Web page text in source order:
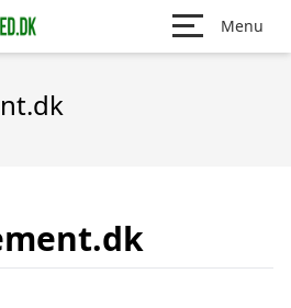
Menu